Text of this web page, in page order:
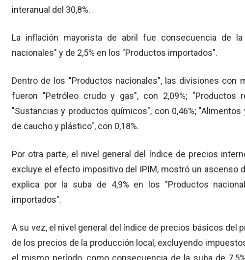
interanual del 30,8%.
La inflación mayorista de abril fue consecuencia de
nacionales" y de 2,5% en los "Productos importados".
Dentro de los "Productos nacionales", las divisiones con
fueron "Petróleo crudo y gas", con 2,09%; "Productos
"Sustancias y productos químicos", con 0,46%; "Alimentos
de caucho y plástico", con 0,18%.
Por otra parte, el nivel general del índice de precios
excluye el efecto impositivo del IPIM, mostró un ascenso
explica por la suba de 4,9% en los "Productos
importados".
A su vez, el nivel general del índice de precios básicos del
de los precios de la producción local, excluyendo
el mismo período, como consecuencia de la suba de